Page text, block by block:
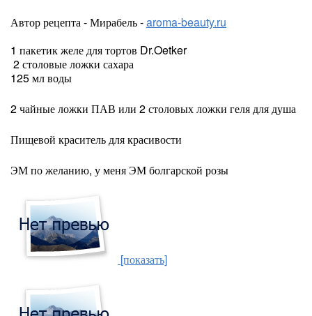
Автор рецепта - Мирабель -aroma-beauty.ru
1 пакетик желе для тортов Dr.Oetker
2 столовые ложки сахара
125 мл воды
2 чайные ложки ПАВ или 2 столовых ложки геля для душа
Пищевой краситель для красивости
ЭМ по желанию, у меня ЭМ болгарской розы
[показать]